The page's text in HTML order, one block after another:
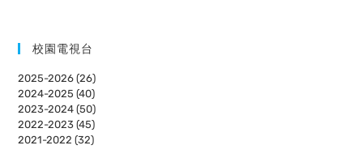
校園電視台
2025-2026 (26)
2024-2025 (40)
2023-2024 (50)
2022-2023 (45)
2021-2022 (32)